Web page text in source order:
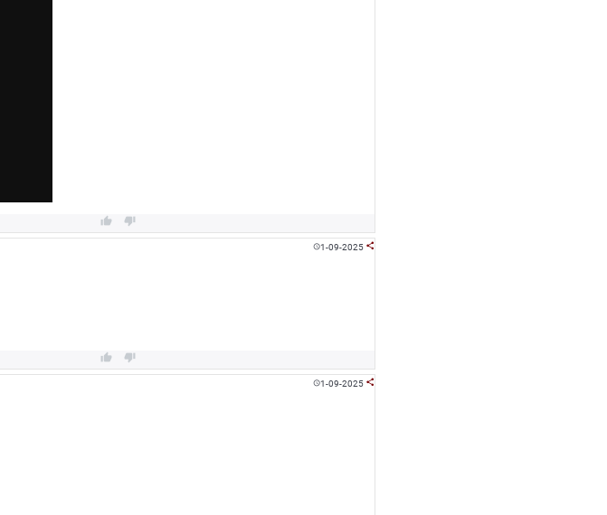
 
1-09-2025 
 
1-09-2025 